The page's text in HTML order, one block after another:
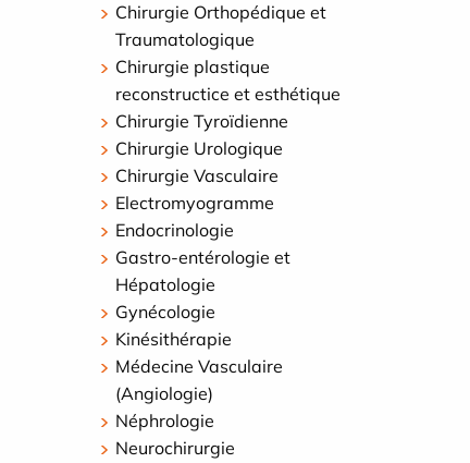
Chirurgie Orthopédique et
Traumatologique
Chirurgie plastique
reconstructice et esthétique
Chirurgie Tyroïdienne
Chirurgie Urologique
Chirurgie Vasculaire
Electromyogramme
Endocrinologie
Gastro-entérologie et
Hépatologie
Gynécologie
Kinésithérapie
Médecine Vasculaire
(Angiologie)
Néphrologie
Neurochirurgie